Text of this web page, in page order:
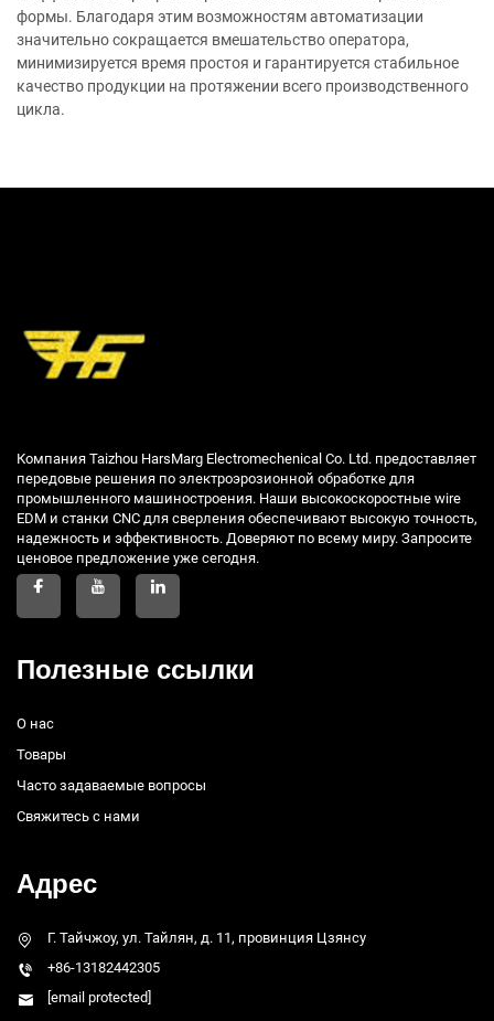
формы. Благодаря этим возможностям автоматизации
значительно сокращается вмешательство оператора,
минимизируется время простоя и гарантируется стабильное
качество продукции на протяжении всего производственного
цикла.
Компания Taizhou HarsMarg Electromechenical Co. Ltd. предоставляет
передовые решения по электроэрозионной обработке для
промышленного машиностроения. Наши высокоскоростные wire
EDM и станки CNC для сверления обеспечивают высокую точность,
надежность и эффективность. Доверяют по всему миру. Запросите
ценовое предложение уже сегодня.
Полезные ссылки
О нас
Товары
Часто задаваемые вопросы
Свяжитесь с нами
Адрес
Г. Тайчжоу, ул. Тайлян, д. 11, провинция Цзянсу
+86-13182442305
[email protected]